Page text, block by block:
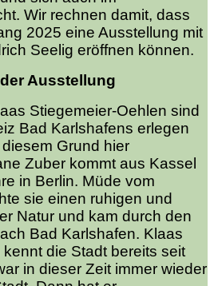
Wir rechnen damit, dass
2025 eine Ausstellung mit
Seelig eröffnen können.
Ausstellung
Stiegemeier-Oehlen sind
Bad Karlshafens erlegen
Grund hier
Zuber kommt aus Kassel
in Berlin. Müde vom
sie einen ruhigen und
Natur und kam durch den
Bad Karlshafen. Klaas
die Stadt bereits seit
in dieser Zeit immer wieder